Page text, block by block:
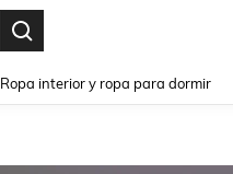
Ropa interior y ropa para dormir